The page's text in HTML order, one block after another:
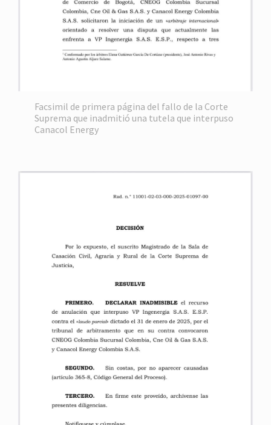
Facsimil de primera página del fallo de la Corte
Suprema que inadmitió una tutela que interpuso
Canacol Energy